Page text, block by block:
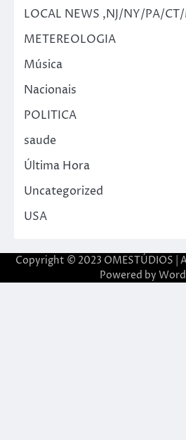
LOCAL NEWS ,NJ/NY/PA/
METEREOLOGIA
Música
Nacionais
POLITICA
saude
Última Hora
Uncategorized
USA
Copyright © 2023 OMESTÚDIOS |
Powered by